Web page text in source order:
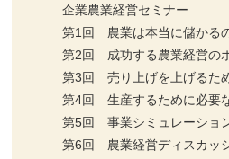
企業農業経営セミナー
第1回 農業は本当に儲かる
第2回 成功する農業経営の
第3回 売り上げを上げるた
第4回 生産するために必要
第5回 事業シミュレーショ
第6回 農業経営ディスカッ